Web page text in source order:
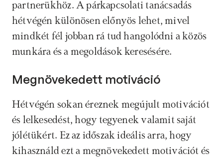
partnerükhöz. A párkapcsolati tanácsadás
hétvégén különösen előnyös lehet, mivel
mindkét fél jobban rá tud hangolódni a közös
munkára és a megoldások keresésére.
Megnövekedett motiváció
Hétvégén sokan éreznek megújult motivációt
és lelkesedést, hogy tegyenek valamit saját
jólétükért. Ez az időszak ideális arra, hogy
kihasználd ezt a megnövekedett motivációt és